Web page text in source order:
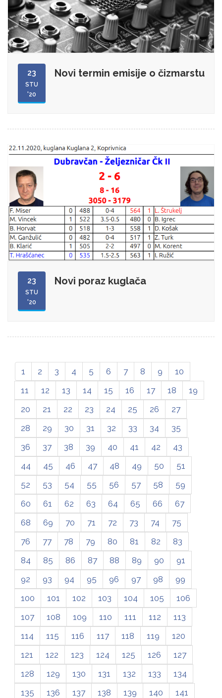
23
STU
'20
Novi termin emisije o čizmarstu
23
STU
'20
Novi poraz kuglača
1 2 3 4 5 6 7 8 9
10
11
12 13 14 15 16 17 18
19
20
21 22 23 24 25 26
27
28
29 30 31 32 33 34
35
36
37 38 39 40 41 42
43
44
45 46 47 48 49 50
51
52
53 54 55 56 57 58
59
60
61 62 63 64 65 66
67
68
69 70 71 72 73 74
75
76
77 78 79 80 81 82
83
84
85 86 87 88 89 90
91
92
93 94 95 96 97 98
99
100
101 102 103 104 105
106
107
108 109 110 111 112
113
114
115 116 117 118 119
120
121
122 123 124 125 126
127
128
129 130 131 132 133
134
135
136 137 138 139 140
141